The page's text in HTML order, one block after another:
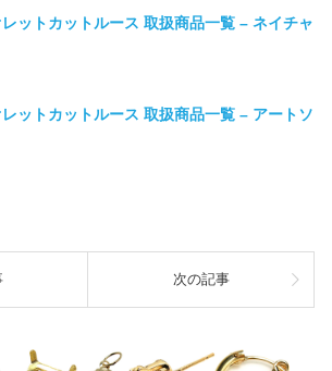
ットカットルース 取扱商品一覧 – ネイチャ
ットカットルース 取扱商品一覧 – アートソ
次の記事